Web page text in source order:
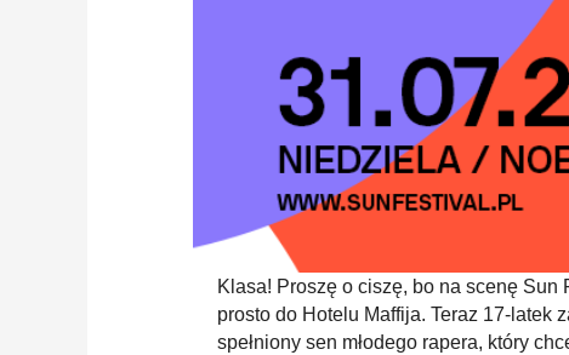
Klasa! Proszę o ciszę, bo na scenę Sun
prosto do Hotelu Maffija. Teraz 17-latek
spełniony sen młodego rapera, który